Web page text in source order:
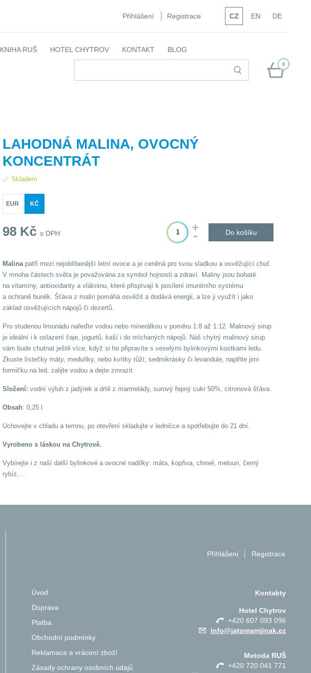
Přihlášení Registrace CZ EN DE
KNIHA RUŠ HOTEL CHYTROV KONTAKT BLOG
0
LAHODNÁ MALINA, OVOCNÝ
KONCENTRÁT
Skladem
EUR KČ
98Kč s DPH Do košíku
Malinapatří mezi nejoblíbenější letní ovoce a je ceněná pro svou sladkou a osvěžující chuť.
V mnoha částech světa je považována za symbol hojnosti a zdraví. Maliny jsou bohaté
na vitamíny, antioxidanty a vlákninu, které přispívají k posílení imunitního systému
a ochraně buněk. Šťáva z malin pomáhá osvěžit a dodává energii, a lze ji využít i jako
základ osvěžujících nápojů či dezertů.
Pro studenou limonádu nařeďte vodou nebo minerálkou v poměru 1:8 až 1:12. Malinový sirup
je ideální i k oslazení čaje, jogurtů, kaší i do míchaných nápojů. Náš chytrý malinový sirup
vám bude chutnat ještě více, když si ho připravíte s veselými bylinkovými kostkami ledu.
Zkuste lístečky máty, meduňky, nebo kvítky růží, sedmikrásky či levandule, naplňte jimi
formičku na led, zalijte vodou a dejte zmrazit.
Složení: vodní výluh z jadýrek a drtě z marmelády, surový řepný cukr 50%, citronová šťáva.
Obsah: 0,25 l
Uchovejte v chladu a temnu, po otevření skladujte v ledničce a spotřebujte do 21 dní.
Vyrobeno s láskou na Chytrově.
Vybírejte i z naší další bylinkové a ovocné nadílky: máta, kopřiva, chmel, meloun, černý
rybíz,...
Přihlášení Registrace
Úvod
Doprava
Platba
Obchodní podmínky
Reklamace a vrácení zboží
Zásady ochrany osobních údajů
Kontakty
Hotel Chytrov
+420 607 093 096
info@jatomamjinak.cz
Metoda RUŠ
+420 720 041 771